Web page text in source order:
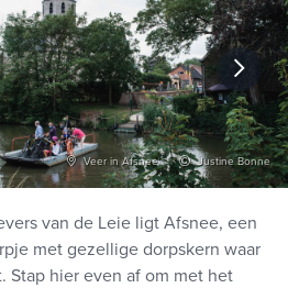
Veer in Afsnee Justine Bonne
van de Leie ligt Afsnee, een
met gezellige dorpskern waar
Stap hier even af om met het